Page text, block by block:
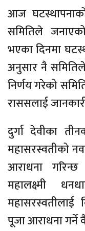
आज
समितिले
भएका दिनमा
अनुसार नै
निर्णय गरेको
राससलाई
दुर्गा देवीका
महासरस्वतीको
आराधना
महालक्ष्मी
महासरस्वतीलाई
पूजा आराधना गर्ने